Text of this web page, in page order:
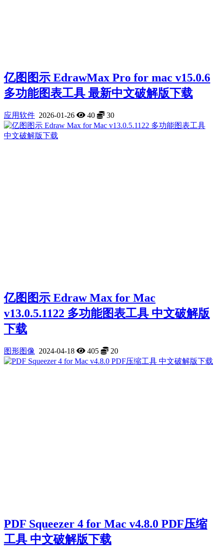
亿图图示 EdrawMax Pro for mac v15.0.6
多功能图表工具 最新中文破解版下载
应用软件 2026-01-26 40 30
亿图图示 Edraw Max for Mac
v13.0.5.1122 多功能图表工具 中文破解版
下载
图形图像 2024-04-18 405 20
PDF Squeezer 4 for Mac v4.8.0 PDF压缩
工具 中文破解版下载